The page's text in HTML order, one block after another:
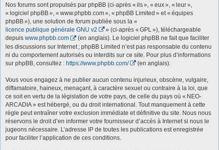
Nos forums sont propulsés par phpBB (ci-après « ils », « eux », « leur »,
« logiciel phpBB », « www.phpbb.com », « phpBB Limited » et « équipes
phpBB »), une solution de forum publiée sous la «
licence publique générale GNU v2
» (ci-après « GPL »), téléchargeable
depuis www.phpbb.com
(en anglais). Le logiciel phpBB ne fait que faciliter
les discussions sur Internet ; phpBB Limited n’est pas responsable du contenu
ni du comportement autorisés ou interdits sur ce site. Pour plus d’informations
sur phpBB, consultez : https://www.phpbb.com/ (en anglais).
Vous vous engagez à ne publier aucun contenu injurieux, obscène, vulgaire,
diffamatoire, haineux, menaçant, à caractère sexuel ou contraire à la loi, que
ce soit en vertu de la législation de votre pays, de celle du pays où « NEO-
ARCADIA » est hébergé, ou du droit international. Tout manquement à cette
règle peut entraîner votre exclusion immédiate et définitive du site. Nous nous
réservons le droit d’en informer votre fournisseur d’accès à Internet si nous le
jugeons nécessaire. L’adresse IP de toutes les publications est enregistrée
pour faciliter l’application de ces conditions.